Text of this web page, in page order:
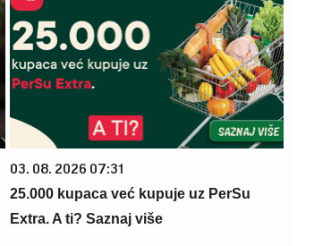
03. 08. 2026 07:31
25.000 kupaca već kupuje uz PerSu
Extra. A ti? Saznaj više